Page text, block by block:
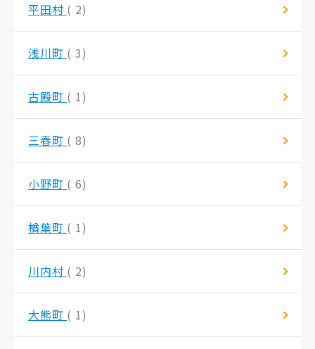
平田村 ( 2)
浅川町 ( 3)
古殿町 ( 1)
三春町 ( 8)
小野町 ( 6)
楢葉町 ( 1)
川内村 ( 2)
大熊町 ( 1)